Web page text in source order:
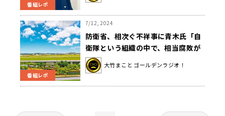
番組レポ
番組レポ
7/12, 2024
防衛省、相次ぐ不祥事に青木氏「自
衛隊という組織の中で、相当腐敗が
進んでるんじゃないか」
大竹まこと ゴールデンラジオ！